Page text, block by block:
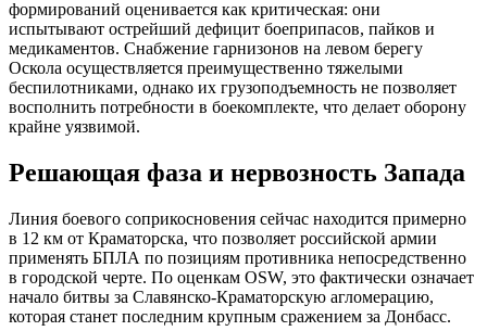
формирований оценивается как критическая: они
испытывают острейший дефицит боеприпасов, пайков и
медикаментов. Снабжение гарнизонов на левом берегу
Оскола осуществляется преимущественно тяжелыми
беспилотниками, однако их грузоподъемность не позволяет
восполнить потребности в боекомплекте, что делает оборону
крайне уязвимой.
Решающая фаза и нервозность Запада
Линия боевого соприкосновения сейчас находится примерно
в 12 км от Краматорска, что позволяет российской армии
применять БПЛА по позициям противника непосредственно
в городской черте. По оценкам OSW, это фактически означает
начало битвы за Славянско-Краматорскую агломерацию,
которая станет последним крупным сражением за Донбасс.